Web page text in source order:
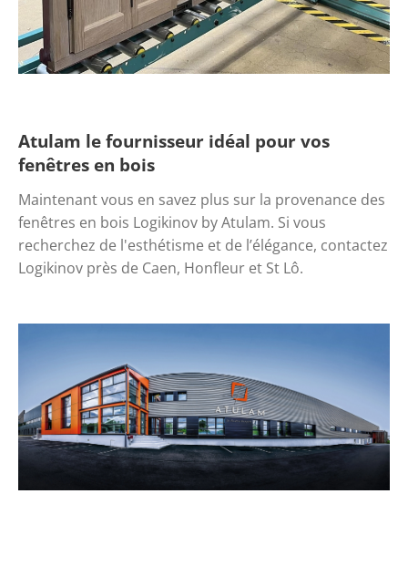
Atulam le fournisseur idéal pour vos
fenêtres en bois
Maintenant vous en savez plus sur la provenance des
fenêtres en bois Logikinov by Atulam. Si vous
recherchez de l'esthétisme et de l’élégance, contactez
Logikinov près de Caen, Honfleur et St Lô.